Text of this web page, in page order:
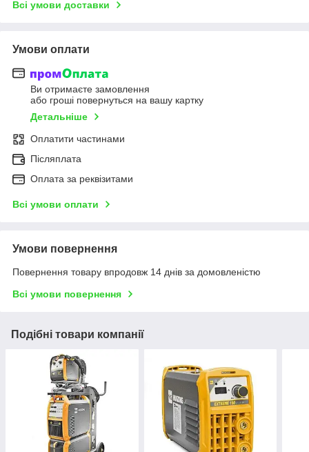
Всі умови доставки
Умови оплати
Ви отримаєте замовлення
або гроші повернуться на вашу картку
Детальніше
Оплатити частинами
Післяплата
Оплата за реквізитами
Всі умови оплати
Умови повернення
Повернення товару впродовж 14 днів за домовленістю
Всі умови повернення
Подібні товари компанії